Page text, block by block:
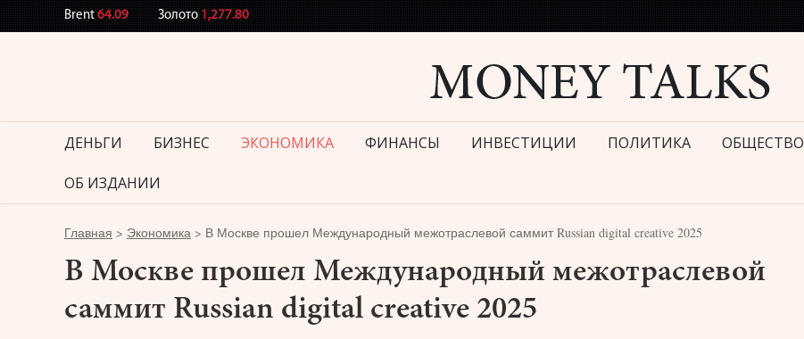
Brent64.09 Золото1,277.80
ДЕНЬГИ БИЗНЕС ЭКОНОМИКА ФИНАНСЫ ИНВЕСТИЦИИ ПОЛИТИКА ОБЩЕСТВО
ОБ ИЗДАНИИ
Главная > Экономика > В Москве прошел Международный межотраслевой саммит Russian digital creative 2025
В Москве прошел Международный межотраслевой
саммит Russian digital creative 2025